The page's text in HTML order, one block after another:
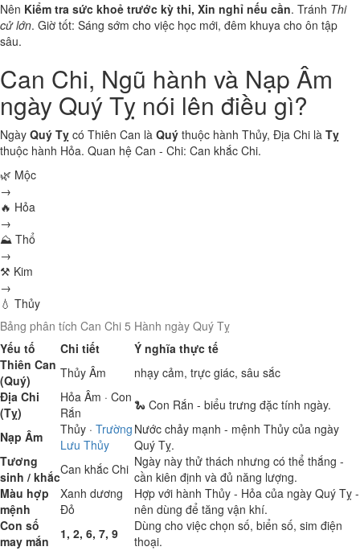
Nên Kiểm tra sức khoẻ trước kỳ thi, Xin nghỉ nếu cần. Tránh Thi
cử lớn. Giờ tốt: Sáng sớm cho việc học mới, đêm khuya cho ôn tập
sâu.
Can Chi, Ngũ hành và Nạp Âm
ngày Quý Tỵ nói lên điều gì?
Ngày Quý Tỵ có Thiên Can là Quý thuộc hành Thủy, Địa Chi là Tỵ
thuộc hành Hỏa. Quan hệ Can - Chi: Can khắc Chi.
🌿 Mộc
→
🔥 Hỏa
→
⛰ Thổ
→
⚒ Kim
→
💧 Thủy
Bảng phân tích Can Chi 5 Hành ngày Quý Tỵ
Yếu tố
Chi tiết
Ý nghĩa thực tế
Thiên Can
(Quý)
Thủy Âm
nhạy cảm, trực giác, sâu sắc
Địa Chi
(Tỵ)
Hỏa Âm · Con
Rắn
🐍 Con Rắn - biểu trưng đặc tính ngày.
Nạp Âm
Thủy · Trường
Lưu Thủy
Nước chảy mạnh - mệnh Thủy của ngày
Quý Tỵ.
Tương
sinh / khắcCan khắc Chi Ngày này thử thách nhưng có thể thắng -
cần kiên định và đủ năng lượng.
Màu hợp
mệnh
Xanh dương
Đỏ
Hợp với hành Thủy - Hỏa của ngày Quý Tỵ -
nên dùng để tăng vận khí.
Con số
may mắn
1, 2, 6, 7, 9
Dùng cho việc chọn số, biển số, sim điện
thoại.